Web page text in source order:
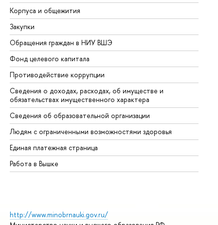
Корпуса и общежития
Закупки
Обращения граждан в НИУ ВШЭ
Фонд целевого капитала
Противодействие коррупции
Сведения о доходах, расходах, об имуществе и
обязательствах имущественного характера
Сведения об образовательной организации
Людям с ограниченными возможностями здоровья
Единая платежная страница
Работа в Вышке
http://www.minobrnauki.gov.ru/